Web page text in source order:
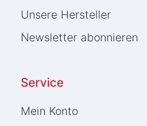
Unsere Hersteller
Newsletter abonnieren
Service
Mein Konto